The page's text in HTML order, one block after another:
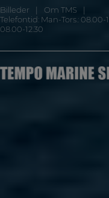
Hop
til
indholdet
Billeder
Om TMS
Telefontid: Man-Tors.: 08.00-
08.00-12.30